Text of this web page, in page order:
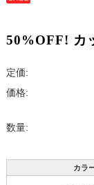
50%OFF! カ
定価:
価格:
数量:
カラ